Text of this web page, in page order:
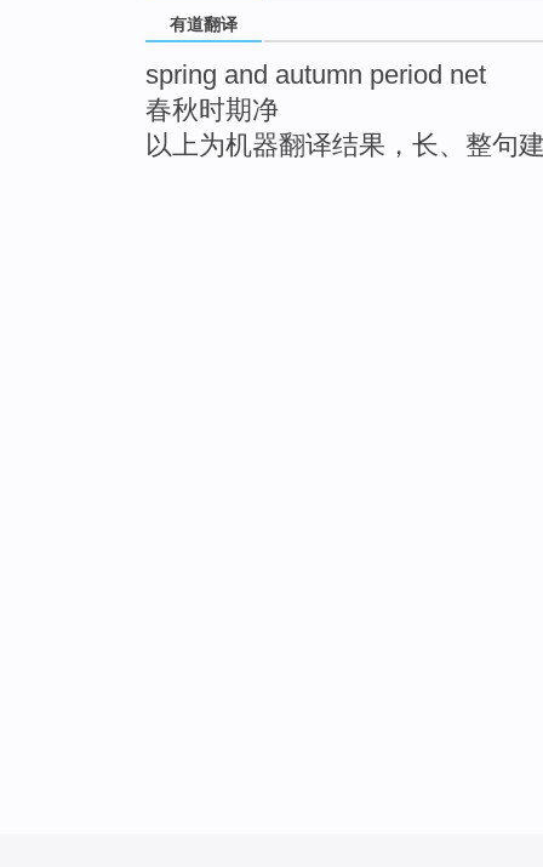
有道翻译
spring and autumn period net
春秋时期净
以上为机器翻译结果，长、整句